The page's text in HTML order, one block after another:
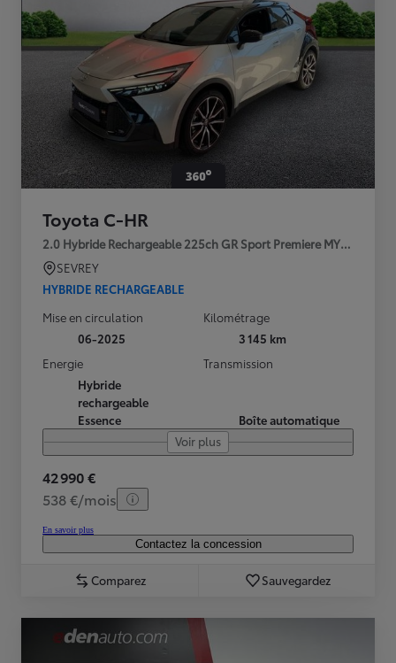
Toyota C-HR
2.0 Hybride Rechargeable 225ch GR Sport Premiere MY25
SEVREY
HYBRIDE RECHARGEABLE
Mise en circulation
06-2025
Kilométrage
3 145 km
Energie
Hybride
rechargeable
Essence
Transmission
Boîte automatique
Voir plus
42 990 €
538 €/mois
En savoir plus
Contactez la concession
Comparez Sauvegardez